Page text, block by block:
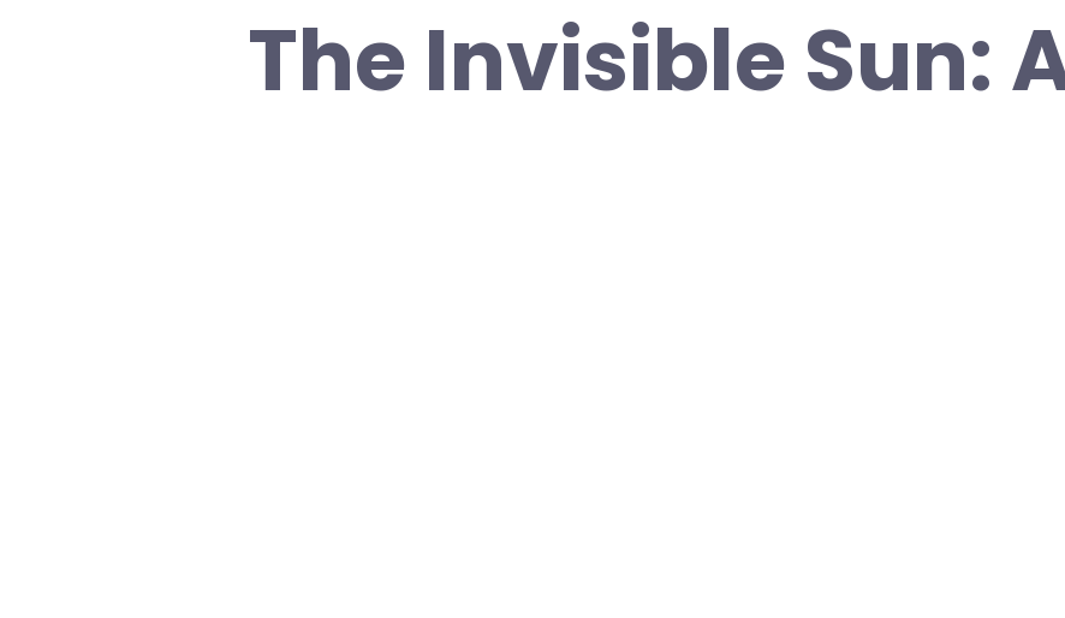
The Invisible Sun: